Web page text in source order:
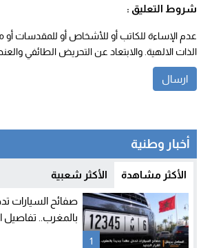
شروط التعليق :
عدم الإساءة للكاتب أو للأشخاص أو للمقدسات أو
الذات الالهية. والابتعاد عن التحريض الطائفي
أخبار وطنية
الأكثر مشاهدة الأكثر شعبية
1
صفائح السيارات
بالمغرب.. تفاصيل